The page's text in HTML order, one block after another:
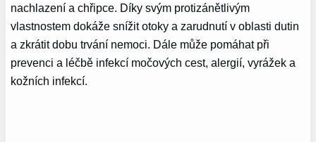
nachlazení a chřipce. Díky svým protizánětlivým
vlastnostem dokáže snížit otoky a zarudnutí v oblasti dutin
a zkrátit dobu trvání nemoci. Dále může pomáhat při
prevenci a léčbě infekcí močových cest, alergií, vyrážek a
kožních infekcí.